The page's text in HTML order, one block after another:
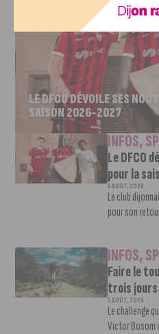
LE DFCO DÉVOILE SES
SAISON 2026-2027
INFOS,
Le DFCO
pour la
6 AOÛT, 2026
Le club
pour son
INFOS,
Faire le
trois jours
5 AOÛT, 2026
Le challenge
Victor Bosoni